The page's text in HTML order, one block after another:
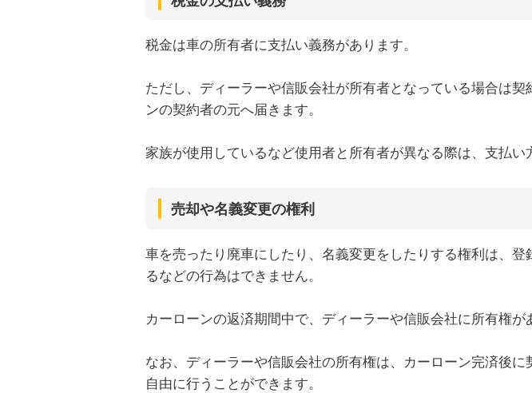
税金は車の所有者に支払い義務があります。
ただし、ディーラーや信販会社が所有者となっている場合は
ンの契約者の元へ届きます。
家族が使用しているなど使用者と所有者が異なる際は、支払
売却や名義変更の権利
車を売ったり廃車にしたり、名義変更をしたりする権利は、
るなどの行為はできません。
カーローンの返済期間中で、ディーラーや信販会社に所有権
なお、ディーラーや信販会社の所有権は、カーローン完済後
自由に行うことができます。